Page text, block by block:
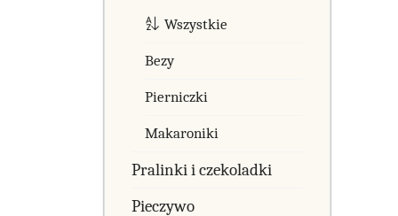
Wszystkie
Bezy
Pierniczki
Makaroniki
Pralinki i czekoladki
Pieczywo